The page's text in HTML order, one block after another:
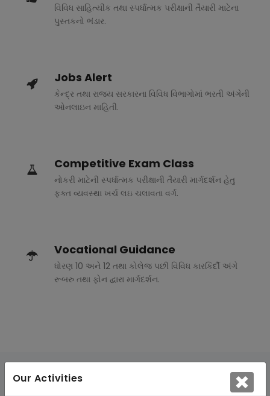
Our Activities
વિવિધ સાહિત્યીક તથા સ્પર્ધાત્મક પરીક્ષાની તૈયારી માટેના
પુસ્તકનો ભંડાર.
Jobs Alert
કેન્દ્ર તથા રાજ્ય સરકારના વિવિધ વિભાગોમાં ભરતી અંગેની
ઓનલાઇન માહિતી.
Competitive Exam Class
નોકરી માટેની સ્પર્ધાત્મક પરીક્ષાની તૈયારી માર્ગદર્શન હેતુ
ફક્ત વ્યવસ્થા ખર્ચ લઇ ચલાવતા વર્ગ.
Vocational Guidance
ધોરણ 10 અને 12 તથા કોલેજ પછી વિવિધ કારકિર્દી અંગે
રૂબરુ તથા ફોન દ્વારા માર્ગદર્શન.